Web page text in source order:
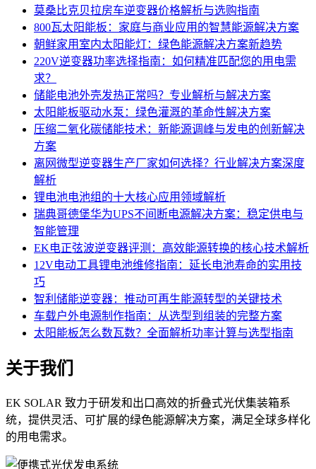
莫桑比克贝拉房车逆变器价格解析与选购指南
800瓦太阳能板：家庭与商业应用的智慧能源解决方案
朝鲜家用室内太阳能灯：绿色能源解决方案新趋势
220V逆变器功率选择指南：如何精准匹配您的用电需
求？
储能电池外壳发热正常吗？专业解析与解决方案
太阳能板驱动水泵：绿色灌溉的革命性解决方案
压缩二氧化碳储能技术：新能源调峰与发电的创新解决
方案
离网微型逆变器生产厂家如何选择？行业解决方案深度
解析
锂电池电池组的十大核心应用领域解析
瑞典哥德堡华为UPS不间断电源解决方案：稳定供电与
智能管理
EK电正弦波逆变器评测：高效能源转换的核心技术解析
12V电动工具锂电池维修指南：延长电池寿命的实用技
巧
智利储能逆变器：推动可再生能源转型的关键技术
车载户外电源制作指南：从选型到组装的完整方案
太阳能板怎么数瓦数？全面解析功率计算与选型指南
关于我们
EK SOLAR 致力于研发和出口高效的折叠式光伏集装箱系
统，提供灵活、可扩展的绿色能源解决方案，满足全球多样化
的用电需求。